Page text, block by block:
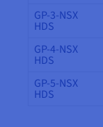
GP-3-NSX
HDS
GP-4-NSX
HDS
GP-5-NSX
HDS